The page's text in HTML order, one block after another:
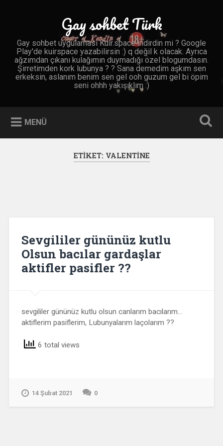
Gay sohbet Türk
Gay sohbet uygulaması Kuir.space indirdin mi ? Google
Play'de kuirspace yazabilirsin :) q değil k olacak. Ayrıca
ağzımdan çıkanı kulağımın duymadığı özel blogumdasın.
Şirretimden kork lubunya ? ? Sana demedim aşkım sen
erkeksin, aslanım benim sen gel ooh guzum gel bi öpim
seni ohhh yakışıklım :)
MENÜ
ETIKET: VALENTINE
Sevgililer gününüz kutlu
Olsun bacılar gardaşlar
aktifler pasifler ??
sevgililer gününüz kutlu olsun canlarım bacılarım…
aktiflerim pasiflerim, Lubunyalarım laçolarım ??
6 total views
14 Şubat 2021 0